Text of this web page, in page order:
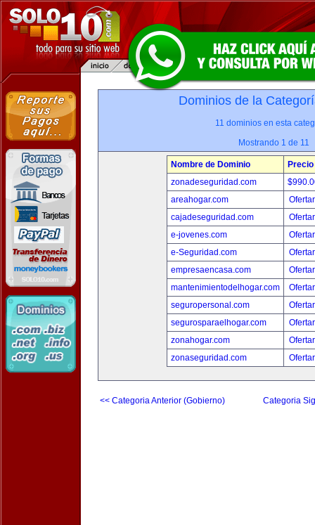
Dominios de la
11 dominios en esta
Mostrando 1 de 11
Nombre de Dominio
Precio
zonadeseguridad.com
areahogar.com
cajadeseguridad.com
e-jovenes.com
e-Seguridad.com
empresaencasa.com
mantenimientodelhogar.com
seguropersonal.com
segurosparaelhogar.com
zonahogar.com
zonaseguridad.com
<< Categoria Anterior (Gobierno) Categoria